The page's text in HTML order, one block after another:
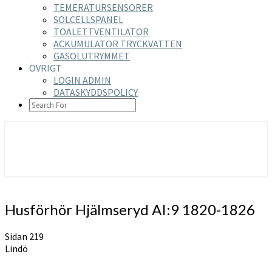
TEMERATURSENSORER
SOLCELLSPANEL
TOALETTVENTILATOR
ACKUMULATOR TRYCKVATTEN
GASOLUTRYMMET
ÖVRIGT
LOGIN ADMIN
DATASKYDDSPOLICY
SEARCH
ICON
Husförhör
Hjälmseryd
1820-
1826
Husförhör Hjälmseryd AI:9 1820-1826
Sidan 219
Lindö